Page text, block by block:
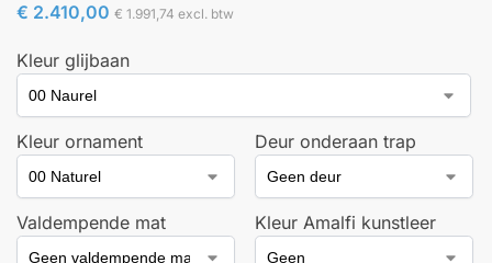
€ 2.410,00 € 1.991,74 excl. btw
Kleur glijbaan
Kleur ornament Deur onderaan trap
Valdempende mat Kleur Amalfi kunstleer